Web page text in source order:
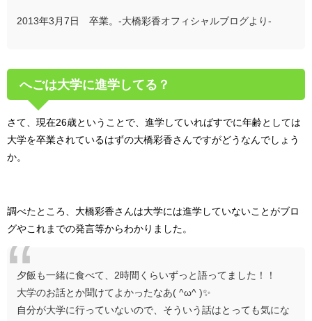
2013年3月7日 卒業。-大橋彩香オフィシャルブログより-
へごは大学に進学してる？
さて、現在26歳ということで、進学していればすでに年齢としては
大学を卒業されているはずの大橋彩香さんですがどうなんでしょう
か。
調べたところ、大橋彩香さんは大学には進学していないことがブロ
グやこれまでの発言等からわかりました。
夕飯も一緒に食べて、2時間くらいずっと語ってました！！
大学のお話とか聞けてよかったなあ( ^ω^ )✨
自分が大学に行っていないので、そういう話はとっても気にな